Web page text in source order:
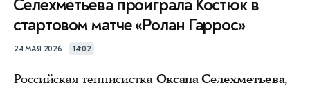
Селехметьева проиграла Костюк в
стартовом матче «Ролан Гаррос»
24 МАЯ 2026 14:02
Российская теннисистка Оксана Селехметьева,